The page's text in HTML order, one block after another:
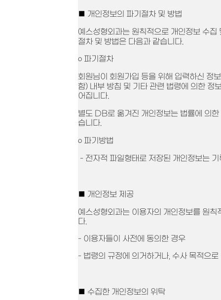
■ 개인정보의 파기절차 및 방법
예스성형외과는 원칙적으로 개인정보 수
절차 및 방법은 다음과 같습니다.
ο 파기절차
회원님이 회원가입 등을 위해 입력하신 정
함) 내부 방침 및 기타 관련 법령에 의한 정
어집니다.
별도 DB로 옮겨진 개인정보는 법률에 의
습니다.
ο 파기방법
- 전자적 파일형태로 저장된 개인정보는
■ 개인정보 제공
예스성형외과는 이용자의 개인정보를 원
다.
- 이용자들이 사전에 동의한 경우
- 법령의 규정에 의거하거나, 수사 목적으
■ 수집한 개인정보의 위탁